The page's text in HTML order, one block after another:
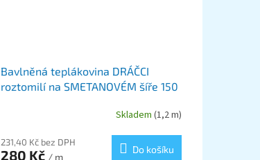
Bavlněná teplákovina DRÁČCI
roztomilí na SMETANOVÉM šíře 150
Skladem (1,2 m)
231,40 Kč bez DPH
280 Kč / m
Do košíku